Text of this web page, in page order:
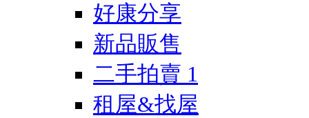
好康分享
新品販售
二手拍賣 1
租屋&找屋